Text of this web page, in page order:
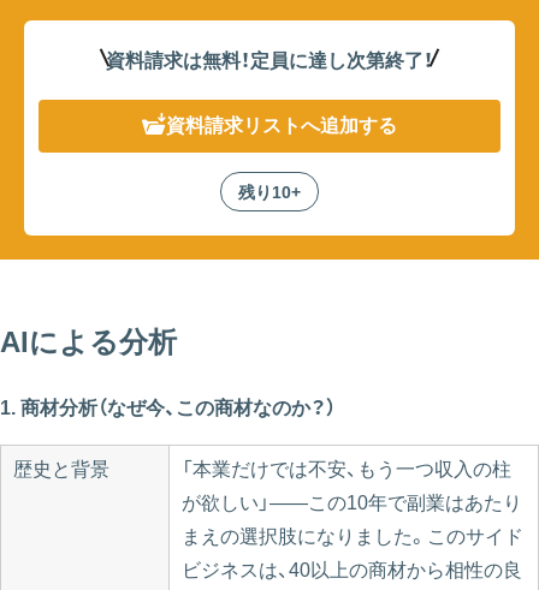
資料請求は無料！定員に達し次第終了！
資料請求リストへ追加する
残り10+
AIによる分析
1. 商材分析（なぜ今、この商材なのか？）
歴史と背景
「本業だけでは不安、もう一つ収入の柱
が欲しい」——この10年で副業はあたり
まえの選択肢になりました。このサイド
ビジネスは、40以上の商材から相性の良